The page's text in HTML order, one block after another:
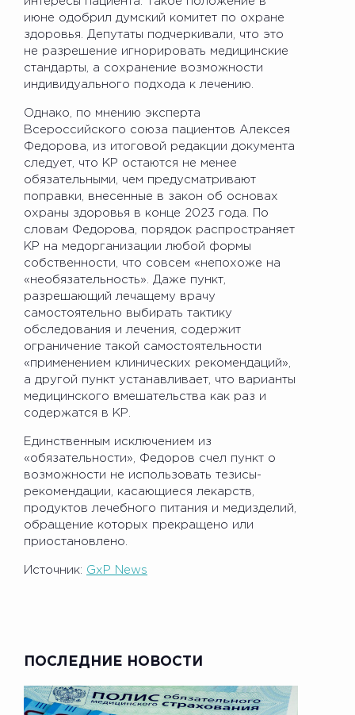
июне одобрил думский комитет по охране
здоровья. Депутаты подчеркивали, что это
не разрешение игнорировать медицинские
стандарты, а сохранение возможности
индивидуального подхода к лечению.
Однако, по мнению эксперта
Всероссийского союза пациентов Алексея
Федорова, из итоговой редакции документа
следует, что КР остаются не менее
обязательными, чем предусматривают
поправки, внесенные в закон об основах
охраны здоровья в конце 2023 года. По
словам Федорова, порядок распространяет
КР на медорганизации любой формы
собственности, что совсем «непохоже на
«необязательность». Даже пункт,
разрешающий лечащему врачу
самостоятельно выбирать тактику
обследования и лечения, содержит
ограничение такой самостоятельности
«применением клинических рекомендаций»,
а другой пункт устанавливает, что варианты
медицинского вмешательства как раз и
содержатся в КР.
Единственным исключением из
«обязательности», Федоров счел пункт о
возможности не использовать тезисы-
рекомендации, касающиеся лекарств,
продуктов лечебного питания и медизделий,
обращение которых прекращено или
приостановлено.
Источник: GxP News
ПОСЛЕДНИЕ НОВОСТИ